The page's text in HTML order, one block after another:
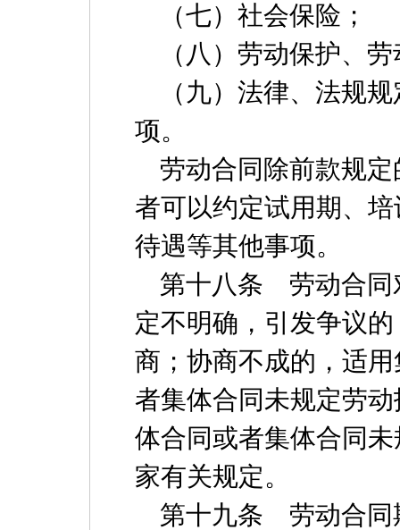
（七）社会保险；
（八）劳动保护、劳
（九）法律、法规规
项。
劳动合同除前款规定
者可以约定试用期、
待遇等其他事项。
第十八条 劳动合同
定不明确，引发争议
商；协商不成的，适
者集体合同未规定劳
体合同或者集体合同
家有关规定。
第十九条 劳动合同